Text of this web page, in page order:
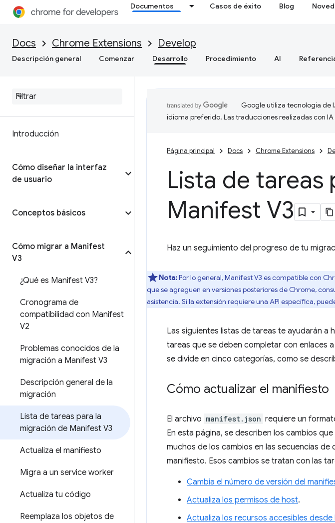
Documentos Casos de éxito Blog
Docs Chrome Extensions Develop
Descripción general Comenzar Desarrollo Procedimiento AI
Introducción
Cómo diseñar la interfaz
de usuario
Conceptos básicos
Cómo migrar a Manifest
V3
¿Qué es Manifest V3?
Cronograma de
compatibilidad con Manifest
V2
Problemas conocidos de la
migración a Manifest V3
Descripción general de la
migración
Lista de tareas para la
migración de Manifest V3
Actualiza el manifiesto
Migra a un service worker
Actualiza tu código
Reemplaza los objetos de
Google utiliza tecnología de
idioma preferido. Las traducciones realizadas con
Página principal Docs Chrome Extensions
Lista de tareas
Manifest V3
Haz un seguimiento del progreso de tu
Nota:Por lo general, Manifest V3 es compatible con
que se agreguen en versiones posteriores de Chrome,
asistencia. Si la extensión requiere una API específica,
Las siguientes listas de tareas te ayudarán a
tareas que se deben completar con enlaces
se divide en cinco categorías, como se
Cómo actualizar el manifiesto
El archivo manifest.json requiere un
En esta página, se describen los cambios
muchos de los cambios en las secuencias
manifiesto. Esos cambios se tratan con las
Cambia el número de versión del
Actualiza los permisos de host.
Actualiza los recursos accesibles desde